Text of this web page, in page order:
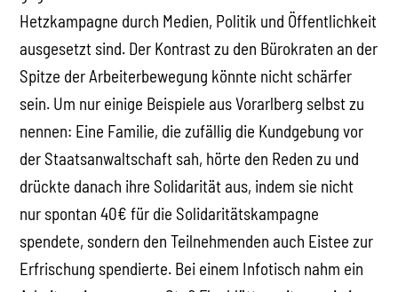
Hetzkampagne durch Medien, Politik und Öffentlichkeit
ausgesetzt sind. Der Kontrast zu den Bürokraten an der
Spitze der Arbeiterbewegung könnte nicht schärfer
sein. Um nur einige Beispiele aus Vorarlberg selbst zu
nennen: Eine Familie, die zufällig die Kundgebung vor
der Staatsanwaltschaft sah, hörte den Reden zu und
drückte danach ihre Solidarität aus, indem sie nicht
nur spontan 40€ für die Solidaritätskampagne
spendete, sondern den Teilnehmenden auch Eistee zur
Erfrischung spendierte. Bei einem Infotisch nahm ein